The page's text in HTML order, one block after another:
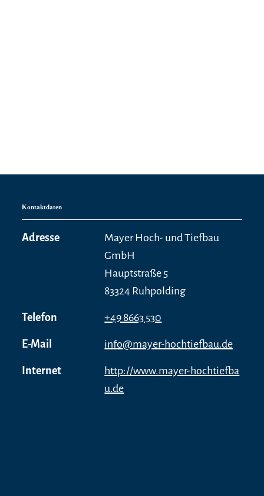
Kontaktdaten
Adresse
Mayer Hoch- und Tiefbau
GmbH
Hauptstraße 5
83324 Ruhpolding
Telefon +49 8663 530
E-Mail info@mayer-hochtiefbau.de
Internet
http://www.mayer-hochtiefba
u.de